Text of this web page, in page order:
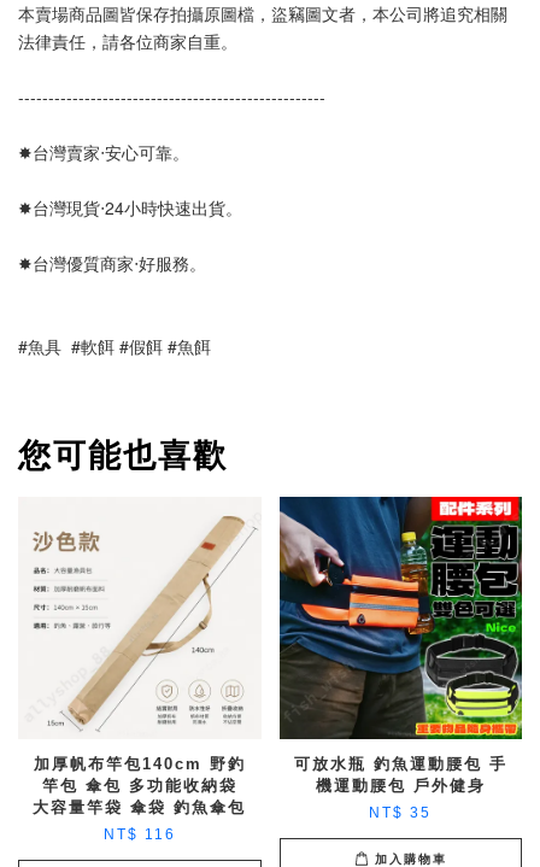
本賣場商品圖皆保存拍攝原圖檔，盜竊圖文者，本公司將追究相關
法律責任，請各位商家自重。
---------------------------------------------------
✸台灣賣家‧安心可靠。
✸台灣現貨‧24小時快速出貨。
✸台灣優質商家‧好服務。
#魚具  #軟餌 #假餌 #魚餌
您可能也喜歡
加厚帆布竿包140cm 野釣
竿包 傘包 多功能收納袋
大容量竿袋 傘袋 釣魚傘包
NT$ 116
可放水瓶 釣魚運動腰包 手
機運動腰包 戶外健身
NT$ 35
加入購物車